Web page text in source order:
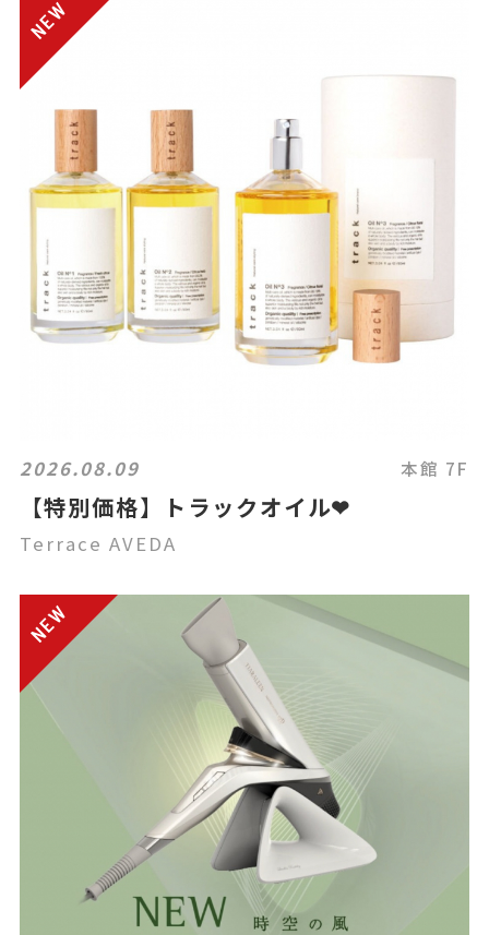
2026.08.09 本館 7F
【特別価格】トラックオイル❤
Terrace AVEDA